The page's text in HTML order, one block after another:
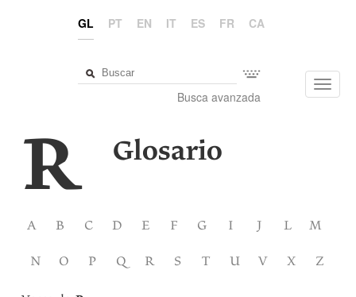
GL PT EN IT ES FR CA
Busca avanzada
R Glosario
A B C D E F G I J L M
N O P Q R S T U V X Z